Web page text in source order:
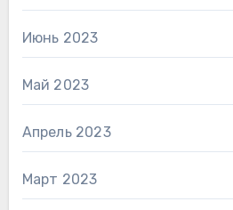
Июнь 2023
Май 2023
Апрель 2023
Март 2023